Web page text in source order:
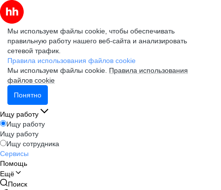
Мы используем файлы cookie, чтобы обеспечивать
правильную работу нашего веб-сайта и анализировать
сетевой трафик.
Правила использования файлов cookie
Мы используем файлы cookie. Правила использования
файлов cookie
Понятно
Ищу работу
Ищу работу
Ищу работу
Ищу сотрудника
Сервисы
Помощь
Ещё
Поиск